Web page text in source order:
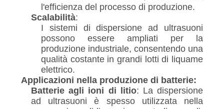
l'efficienza del processo di produzione.
Scalabilità:
I sistemi di dispersione ad ultrasuoni
possono essere ampliati per la
produzione industriale, consentendo una
qualità costante in grandi lotti di liquame
elettrico.
Applicazioni nella produzione di batterie:
Batterie agli ioni di litio: La dispersione
ad ultrasuoni è spesso utilizzata nella